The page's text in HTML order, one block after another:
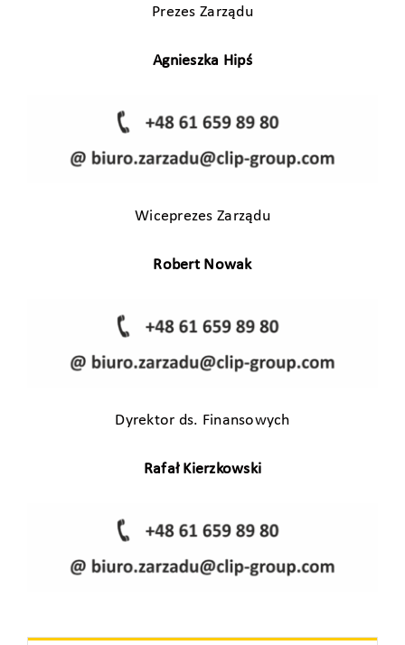
Prezes Zarządu
Agnieszka Hipś
Wiceprezes Zarządu
Robert Nowak
Dyrektor ds. Finansowych
Rafał Kierzkowski